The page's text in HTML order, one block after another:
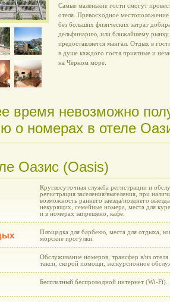
Самые маленькие гости смогут
отеля. Превосходное местоположение
без больших физических затрат
дельфинарию, или ближайшему
предоставляется мангал. Отдых в
в душе каждого гостя приятные и
на Чёрном море.
время невозможно
о номерах в отеле
Оазис (Oasis)
Круглосуточная служба регистрации и
регистрация заселения/выселения, при
возможность раннего заезда/позднего
некурящих, семейные номера, места для
и в номерах запрещено, кафе.
Площадка для барбекю, места для отдыха,
морские прогулки.
Обслуживание номеров, трансфер в/из
такси, скорой помощи, экскурсионное
Бесплатный беспроводной интернет (Wi-Fi).